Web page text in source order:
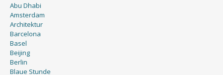
Abu Dhabi
Amsterdam
Architektur
Barcelona
Basel
Beijing
Berlin
Blaue Stunde